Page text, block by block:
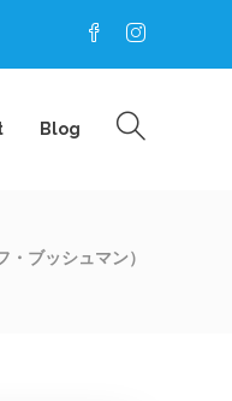
Blog
ブッシュマン）